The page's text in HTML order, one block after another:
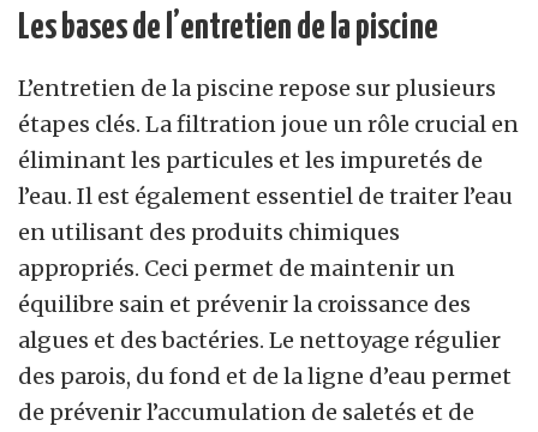
Les bases de l’entretien de la piscine
L’entretien de la piscine repose sur plusieurs
étapes clés. La filtration joue un rôle crucial en
éliminant les particules et les impuretés de
l’eau. Il est également essentiel de traiter l’eau
en utilisant des produits chimiques
appropriés. Ceci permet de maintenir un
équilibre sain et prévenir la croissance des
algues et des bactéries. Le nettoyage régulier
des parois, du fond et de la ligne d’eau permet
de prévenir l’accumulation de saletés et de